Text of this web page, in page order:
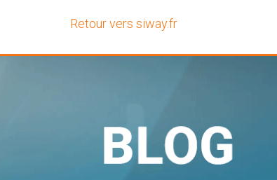
Retour vers siway.fr